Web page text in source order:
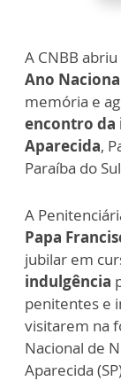
A CNBB
Ano
memória e
encontro da
Aparecida,
Paraíba do
A
Papa
jubilar em
indulgência
penitentes e
visitarem na
Nacional de
Aparecida